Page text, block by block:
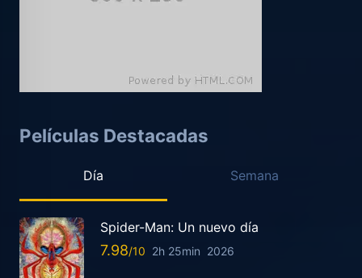
Películas Destacadas
Día Semana
Spider-Man: Un nuevo día
7.98 2h 25min 2026